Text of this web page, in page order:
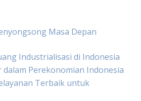
Masa Depan
Industrialisasi di Indonesia
Perekonomian Indonesia
Terbaik untuk